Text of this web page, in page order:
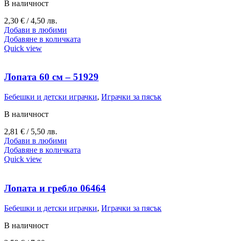
В наличност
2,30 € / 4,50 лв.
Добави в любими
Добавяне в количката
Quick view
Лопата 60 см – 51929
Бебешки и детски играчки, Играчки за пясък
В наличност
2,81 € / 5,50 лв.
Добави в любими
Добавяне в количката
Quick view
Лопата и гребло 06464
Бебешки и детски играчки, Играчки за пясък
В наличност